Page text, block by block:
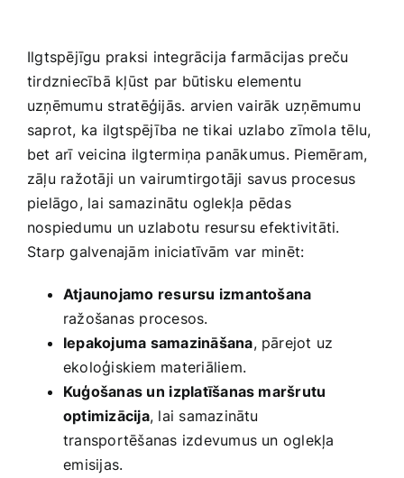
Ilgtspējīgu praksi integrācija farmācijas preču
tirdzniecībā kļūst par būtisku elementu
uzņēmumu⁤ stratēģijās. arvien vairāk uzņēmumu
saprot, ka ilgtspējība ne‍ tikai uzlabo zīmola tēlu,
bet arī veicina‌ ilgtermiņa panākumus. Piemēram,
zāļu ražotāji un vairumtirgotāji savus procesus
pielāgo, lai samazinātu oglekļa pēdas ​
nospiedumu un uzlabotu resursu efektivitāti.
Starp ‌galvenajām iniciatīvām var minēt:
Atjaunojamo resursu izmantošana
ražošanas procesos.
Iepakojuma samazināšana, pārejot uz
ekoloģiskiem materiāliem.
Kuģošanas un ⁢izplatīšanas maršrutu​
optimizācija, lai samazinātu
transportēšanas izdevumus un oglekļa
⁤emisijas.